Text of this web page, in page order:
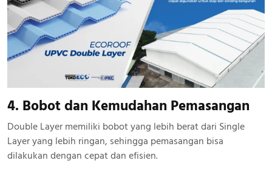
4. Bobot dan Kemudahan Pemasangan
Double Layer memiliki bobot yang lebih berat dari Single
Layer yang lebih ringan, sehingga pemasangan bisa
dilakukan dengan cepat dan efisien.